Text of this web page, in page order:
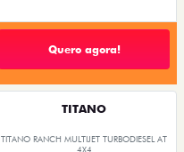
Quero agora!
TITANO
TITANO RANCH MULTIJET TURBODIESEL AT
4X4